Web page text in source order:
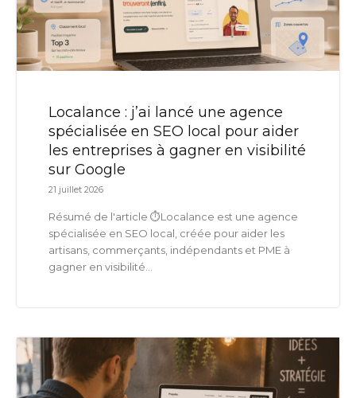
Localance : j’ai lancé une agence
spécialisée en SEO local pour aider
les entreprises à gagner en visibilité
sur Google
21 juillet 2026
Résumé de l'article ⏱️Localance est une agence
spécialisée en SEO local, créée pour aider les
artisans, commerçants, indépendants et PME à
gagner en visibilité...